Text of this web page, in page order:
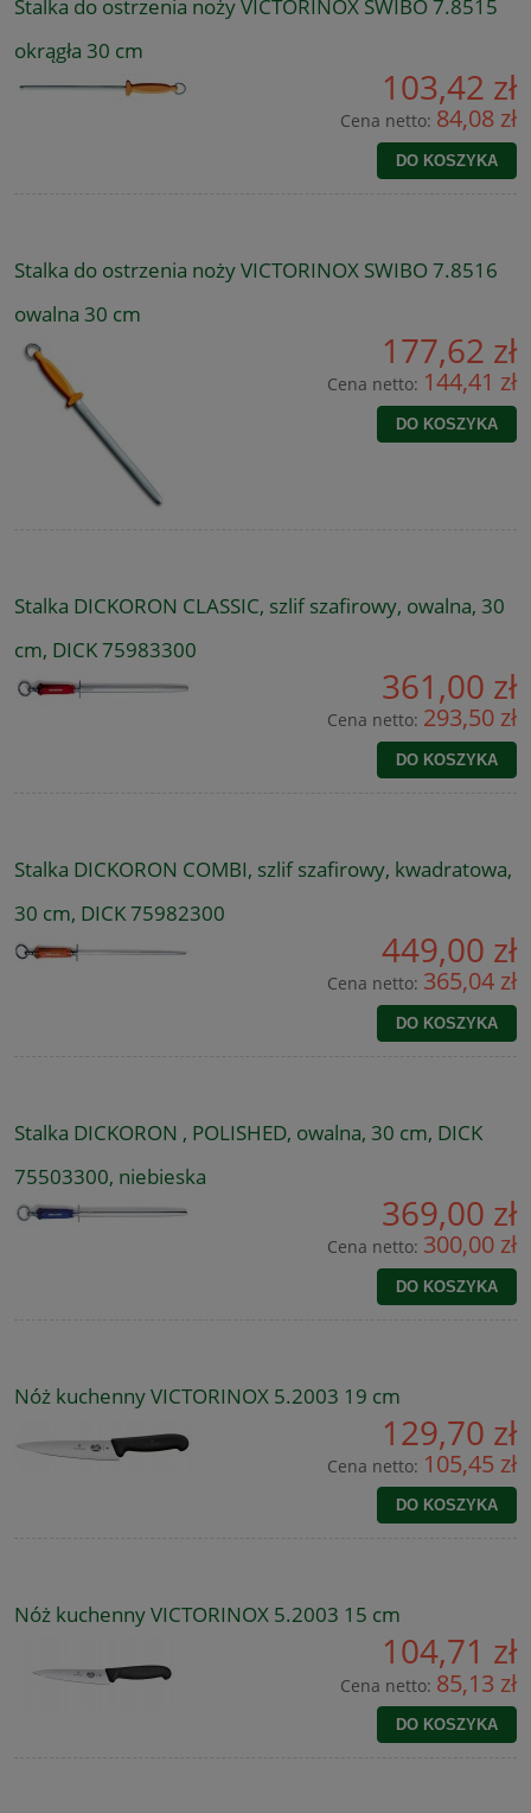
Stalka do ostrzenia noży VICTORINOX SWIBO 7.8515
okrągła 30 cm
103,42 zł
Cena netto: 84,08 zł
DO KOSZYKA
Stalka do ostrzenia noży VICTORINOX SWIBO 7.8516
owalna 30 cm
177,62 zł
Cena netto: 144,41 zł
DO KOSZYKA
Stalka DICKORON CLASSIC, szlif szafirowy, owalna, 30
cm, DICK 75983300
361,00 zł
Cena netto: 293,50 zł
DO KOSZYKA
Stalka DICKORON COMBI, szlif szafirowy, kwadratowa,
30 cm, DICK 75982300
449,00 zł
Cena netto: 365,04 zł
DO KOSZYKA
Stalka DICKORON , POLISHED, owalna, 30 cm, DICK
75503300, niebieska
369,00 zł
Cena netto: 300,00 zł
DO KOSZYKA
Nóż kuchenny VICTORINOX 5.2003 19 cm
129,70 zł
Cena netto: 105,45 zł
DO KOSZYKA
Nóż kuchenny VICTORINOX 5.2003 15 cm
104,71 zł
Cena netto: 85,13 zł
DO KOSZYKA